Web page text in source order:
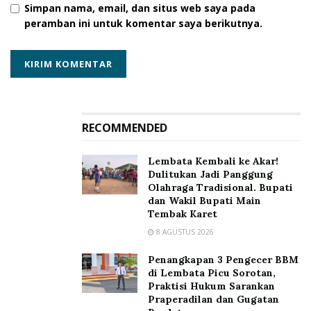
pemasangan kabel listrik tidak memenuhi standar.
segera diperbaiki. Kondisi yang mirip juga ditemukan di
SDN Alap Atadei, di mana saklar dan stop kontak tidak
SDN Alap Atadei sediri, menerima dana revitalisasi
pelaksanaan pekerjaan 120 hari kalender terhitung 30
Agustus hingga 30 Desember 2025.
Semua temuan tersebut langsung diberi instruksi
perbaikan segera oleh Wabup Nasir.
Menyusul temuan-temuan ini, pihak sekolah yang
bertanggung jawab sebagai pengelola proyek
swakelola revitalisasi dana APBN memberikan
Simpan nama, email, dan situs web saya pada
peramban ini untuk komentar saya berikutnya.
RECOMMENDED
Lembata Kembali ke Akar!
Dulitukan Jadi Panggung
Olahraga Tradisional. Bupati
dan Wakil Bupati Main
Tembak Karet
8 AGUSTUS 2026
Penangkapan 3 Pengecer BBM
di Lembata Picu Sorotan,
Praktisi Hukum Sarankan
Praperadilan dan Gugatan